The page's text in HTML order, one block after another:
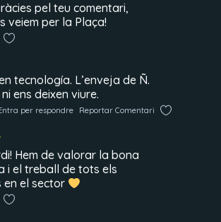
pel teu comentari,
veiem per la Plaça!
tecnología. L’enveja de Ñ.
ens deixen viure.
per respondre Reportar Comentari
Hem de valorar la bona
i el treball de tots els
en el sector